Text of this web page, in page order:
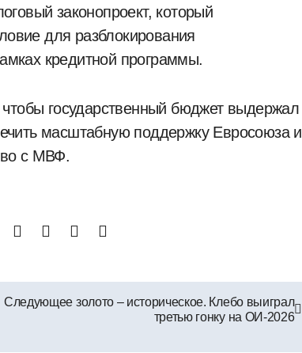
законопроект, который
для разблокирования
кредитной программы.
государственный бюджет выдержал
масштабную поддержку Евросоюза и
с МВФ.
Следующее золото – историческое. Клебо выиграл
третью гонку на ОИ-2026